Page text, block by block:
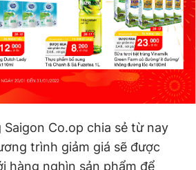
Co.op chia sẻ từ nay
trình giảm giá sẽ được
hàng nghìn sản phẩm để